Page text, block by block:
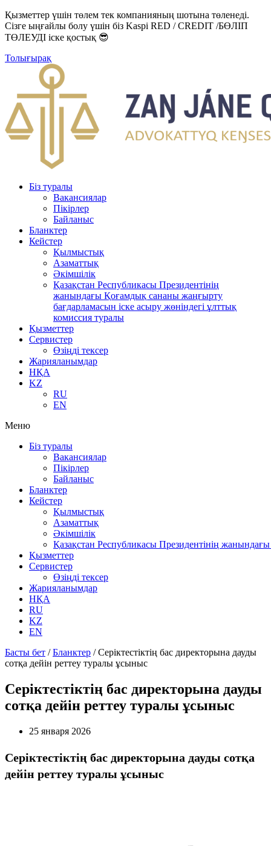
Қызметтер үшін төлем тек компанияның шотына төленеді.
Сізге ыңғайлы болу үшін біз Kaspi RED / CREDIT /БӨЛІП
ТӨЛЕУДІ іске қостық 😎
Толығырақ
Біз туралы
Вакансиялар
Пікірлер
Байланыс
Бланктер
Кейстер
Қылмыстық
Азаматтық
Әкімшілік
Қазақстан Республикасы Президентінің
жанындағы Қоғамдық сананы жаңғырту
бағдарламасын іске асыру жөніндегі ұлттық
комиссия туралы
Қызметтер
Сервистер
Өзіңді тексер
Жарияланымдар
НҚА
KZ
RU
EN
Меню
Біз туралы
Вакансиялар
Пікірлер
Байланыс
Бланктер
Кейстер
Қылмыстық
Азаматтық
Әкімшілік
Қазақстан Республикасы Президентінің
Қызметтер
Сервистер
Өзіңді тексер
Жарияланымдар
НҚА
RU
KZ
EN
Басты бет /Бланктер /Серіктестіктің бас директорына дауды
сотқа дейін реттеу туралы ұсыныс
Серіктестіктің бас директорына дауды
сотқа дейін реттеу туралы ұсыныс
25 января 2026
Серіктестіктің бас директорына дауды сотқа
дейін реттеу туралы ұсыныс